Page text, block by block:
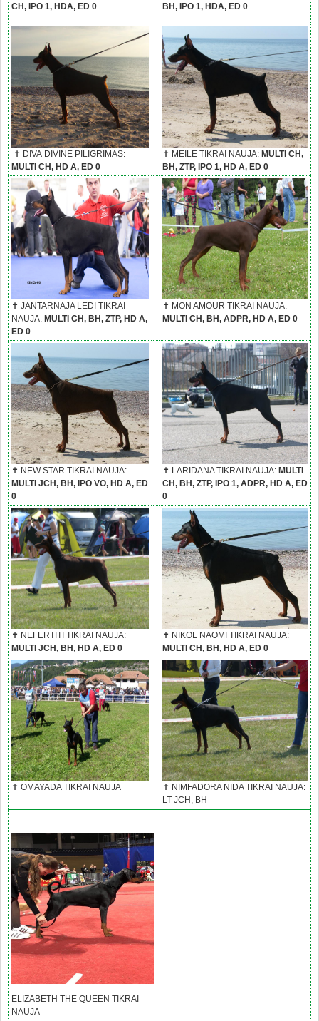
CH, IPO 1, HDA, ED 0
BH, IPO 1, HDA, ED 0
✝ DIVA DIVINE PILIGRIMAS:
MULTI CH, HD A, ED 0
✝ MEILE TIKRAI NAUJA: MULTI CH,
BH, ZTP, IPO 1, HD A, ED 0
✝ JANTARNAJA LEDI TIKRAI
NAUJA: MULTI CH, BH, ZTP, HD A,
ED 0
✝ MON AMOUR TIKRAI NAUJA:
MULTI CH, BH, ADPR, HD A, ED 0
✝ NEW STAR TIKRAI NAUJA:
MULTI JCH, BH, IPO VO, HD A, ED
0
✝ LARIDANA TIKRAI NAUJA: MULTI
CH, BH, ZTP, IPO 1, ADPR, HD A, ED
0
✝ NEFERTITI TIKRAI NAUJA:
MULTI JCH, BH, HD A, ED 0
✝ NIKOL NAOMI TIKRAI NAUJA:
MULTI CH, BH, HD A, ED 0
✝ OMAYADA TIKRAI NAUJA
✝ NIMFADORA NIDA TIKRAI NAUJA:
LT JCH, BH
ELIZABETH THE QUEEN TIKRAI
NAUJA